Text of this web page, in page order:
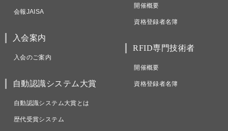
会報JAISA
入会案内
入会のご案内
自動認識システム大賞
自動認識システム大賞とは
歴代受賞システム
開催概要
資格登録者名簿
RFID専門技術者
開催概要
資格登録者名簿